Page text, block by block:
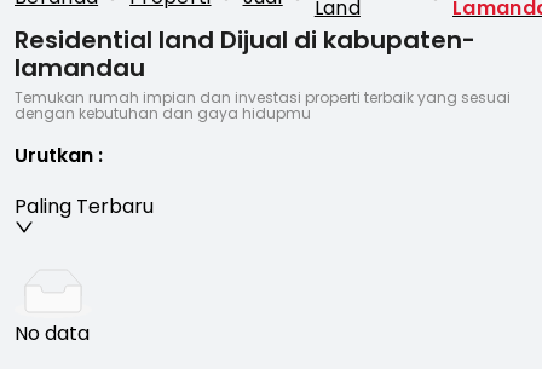
Land
Residential land Dijual di kabupaten-
lamandau
Temukan rumah impian dan investasi properti terbaik yang sesuai
dengan kebutuhan dan gaya hidupmu
Urutkan :
Paling Terbaru
No data